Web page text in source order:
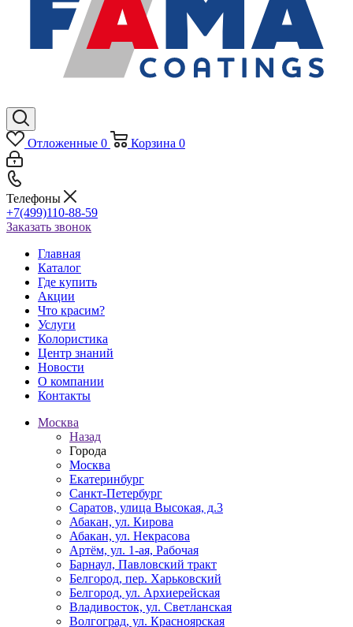
Отложенные 0 Корзина 0
Телефоны
+7(499)110-88-59
Заказать звонок
Главная
Каталог
Где купить
Акции
Что красим?
Услуги
Колористика
Центр знаний
Новости
О компании
Контакты
Москва
Назад
Города
Москва
Екатеринбург
Санкт-Петербург
Саратов, улица Высокая, д.3
Абакан, ул. Кирова
Абакан, ул. Некрасова
Артём, ул. 1-ая, Рабочая
Барнаул, Павловский тракт
Белгород, пер. Харьковский
Белгород, ул. Архиерейская
Владивосток, ул. Светланская
Волгоград, ул. Красноярская